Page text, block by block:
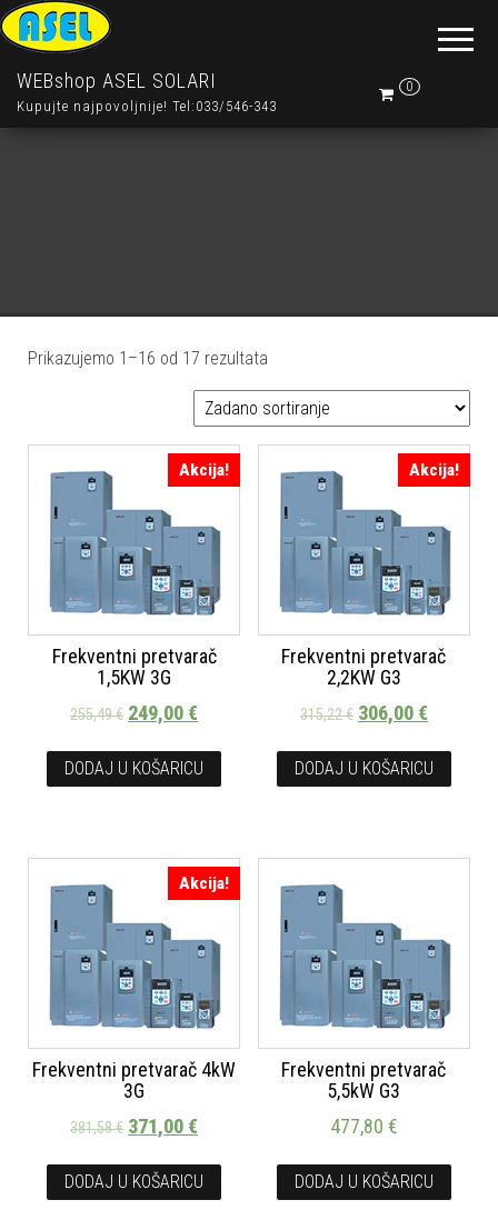
WEBshop ASEL SOLARI
Kupujte najpovoljnije! Tel:033/546-343
0
Prikazujemo 1–16 od 17 rezultata
Akcija!
Frekventni pretvarač
1,5KW 3G
255,49€ 249,00€
DODAJ U KOŠARICU
Akcija!
Frekventni pretvarač
2,2KW G3
315,22€ 306,00€
DODAJ U KOŠARICU
Akcija!
Frekventni pretvarač 4kW
3G
381,58€ 371,00€
DODAJ U KOŠARICU
Frekventni pretvarač
5,5kW G3
477,80 €
DODAJ U KOŠARICU